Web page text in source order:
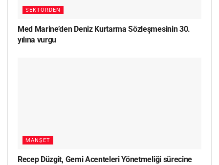
SEKTÖRDEN
Med Marine’den Deniz Kurtarma Sözleşmesinin 30.
yılına vurgu
MANŞET
Recep Düzgit, Gemi Acenteleri Yönetmeliği sürecine